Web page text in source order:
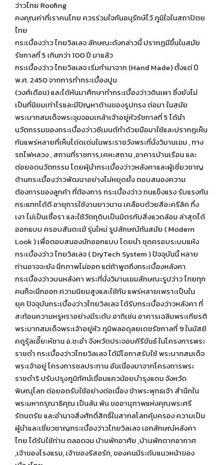
ว่าวไทย Roofing
คงคุณค่าที่เราคนไทย ควรร่วมใจกันอนุรักษ์ไว้ ภูมิใจในสถาปัตย
ไทย
กระเบื้องว่าว ไทยวิลเลจ ลักษณะดังกล่าวนี้ ปรากฏมีขึ้นในสมัย
รัชกาลที่ 5 เกินกว่า 100 ปี มาแล้ว
กระเบื้องว่าว ไทยวิลเลจ เริ่มทำมาจาก (Hand Made) ตั้งแต่ ปี
พ.ศ. 2450 จากการทำกระเบื้องปูน
(วงศ์เดือน) และได้หันมาศึกษาทำกระเบื้องว่าวดินเผา ซึ่งยังไม่
เป็นที่นิยมเท่าไรและมีปัญหาด้านของรูปทรง ต่อมา ในสมัย
พระบาทสมเด็จพระจุมจอมเกล้าเจ้าอยู่หัวรัชกาลที่ 5 ได้นำ
นวัตกรรมของกระเบื้องว่าวซีเมนต์ทำด้วยมือมาใช้และปรากฎเห็น
กันแพร่หลายที่เห็นโด่ดเด่นในพระราชวังพระที่นั่งวิมานเฆม , ทาง
รถไฟหลวง , สถานที่ราชการ,เคหะสถาน ,อาคารบ้านเรือน และ
ต่อยอดนวัตกรรม โดยผุ้นำกระเบื้องว่าวหลังคาและผู้เชี่ยวชาญ
ด้านกระเบื้องว่าวพัฒนาอย่างไม่หยุดยั้ง ตอบสนองความ
ต้องการของลูกค้า ที่ต้องการ กระเบื้องว่าว ทนแข็งแรง รับแรงกัน
กระแทกได้ดี อายุการใช้งานยาวนาน เคลือบด้วยสีอะครีลิค กึ่ง
เงา ไม่เป็นเชื้อรา และใช้วัตถุดิบเป็นมิตรกับสิ่งแวดล้อม ล่าสุดได้
ออกแบบ ครอบสันตะเฆ้ รุ่นใหม่ รูปลักษณ์ทันสมัย ( Modern
Look ) เพื่อตอบสนองนักออกแบบ โดยนำ ชุดครอบระบบแห้ง
กระเบื้องว่าว ไทยวิลเลจ ( DryTech System ) ปัจจุบันนี้ หลาย
ท่านอาจจะยัง นึกภาพไม่ออก แต่ถ้าพูดถึงกระเบื้องหลังคา
กระเบื้องว่าวบนหลังคา พระที่นั่งวิมานเฆมลักษณะรูปว่าว ไทยทุก
คนก็จะนึกออก ความนิยมสูงและใช้กัน แพร่หลายเพราะเป็นใน
ยุค ปัจจุบันกระเบื้องว่าวไทยวิลเลจ ได้รับกระเบื้องว่าวหลังคา ที่
สะท้อนความหรูหราอย่างมีระดับ อาทิเช่น อาคารเฉลิมพระเกียรติ
พระบาทสมเด็จพระเจ้าอยู่หัว ภูมิพลอดุลยเดชรัชกาลที่ 9 ในมัสยิ
คดูรุ้ลเอี๊ยะห์ซาน อ.ชะอำ จังหวัดประจอบคีรีขันธ์ ในโครงการพระ
ราชดำ กระเบื้องว่าวไทยวิลเลจ ได้มีโอกาสรับใช้ พระบาทสมเด็จ
พระเจ้าอยู่ โครงการชลประทาน อันเนื่องมาจากโครงการพระ
ราชดำริ ปรับปรุงภูมิทัศน์เขื่อนแควน้อยบำรุงแดน จังหวัด
พิษณุโลก ต่อยอดรับใช้อย่างต่อเนื่อง ข้าพระพุทธเจ้า สำนึกใน
พระมหากรุณาธิคุณ เป็นล้น พ้น ขออานุภาพแห่งคุณพระศรี
รัตนตรัย และอำนาจสิ่งศักดิ์สิทธิ์ในสากลโลกคุ้มครอง ความเป็น
ผู้นำและเชี่ยวชาญกระเบื้องว่าวไทยวิลเลจ เอกลักษณ์หลังคา
ไทย ได้รับใช้ท่าน ตลอดจน บ้านพักอาศัย ,บ้านพักตากอากาศ
,เจ้าของโรงแรม, เจ้าของรีสอร์ท, ของคนมีระดับแนวหน้าของ